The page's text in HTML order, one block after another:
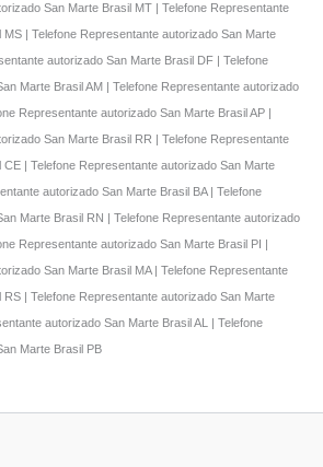
San Marte Brasil MT | Telefone Representante
| Telefone Representante autorizado San Marte
autorizado San Marte Brasil DF | Telefone
Marte Brasil AM | Telefone Representante autorizado
Representante autorizado San Marte Brasil AP |
San Marte Brasil RR | Telefone Representante
| Telefone Representante autorizado San Marte
autorizado San Marte Brasil BA | Telefone
Marte Brasil RN | Telefone Representante autorizado
Representante autorizado San Marte Brasil PI |
San Marte Brasil MA | Telefone Representante
| Telefone Representante autorizado San Marte
autorizado San Marte Brasil AL | Telefone
Marte Brasil PB